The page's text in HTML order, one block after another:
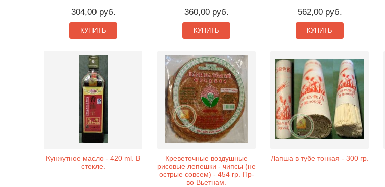
304,00 руб.
КУПИТЬ
360,00 руб.
КУПИТЬ
562,00 руб.
КУПИТЬ
Кунжутное масло - 420 ml. В
стекле.
Креветочные воздушные
рисовые лепешки - чипсы (не
острые совсем) - 454 гр. Пр-
во Вьетнам.
Лапша в тубе тонкая - 300 гр.